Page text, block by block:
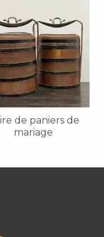
de paniers de
mariage